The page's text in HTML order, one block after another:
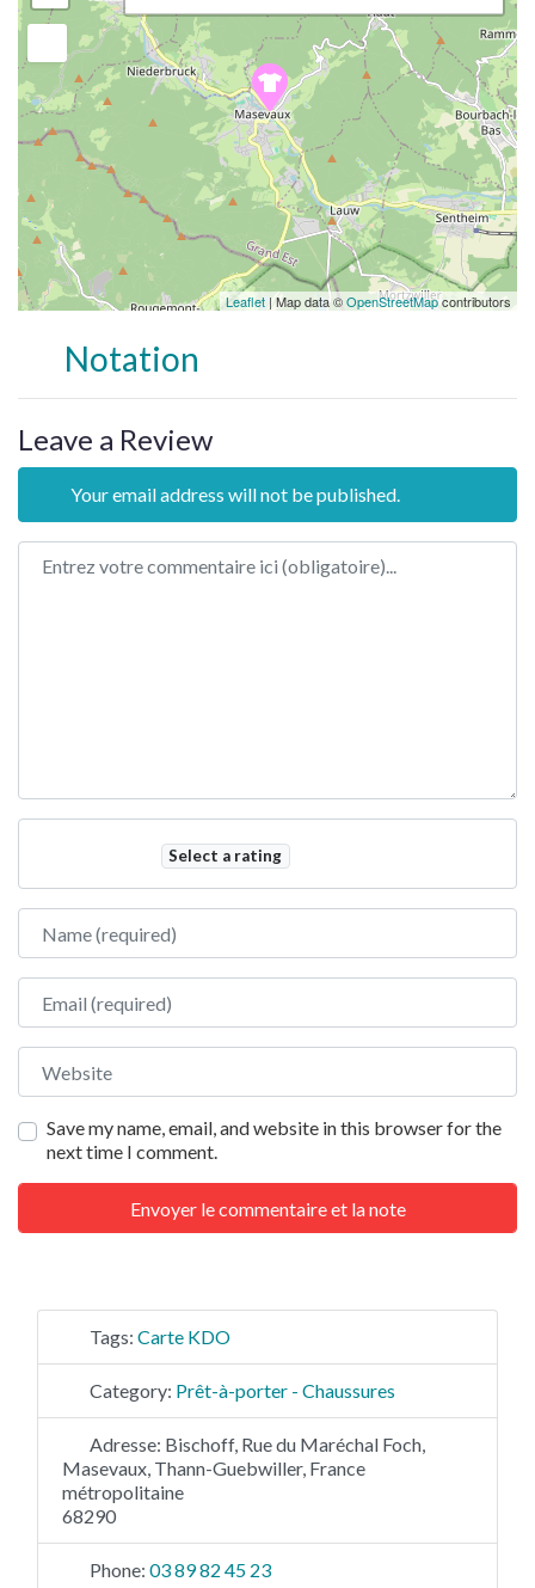
Leaflet | Map data ©OpenStreetMapcontributors
Notation
Leave a Review
Your email address will not be published.
Review text
Select a rating
Name
Email
Website
Save my name, email, and website in this browser for the
next time I comment.
Tags: Carte KDO
Category: Prêt-à-porter - Chaussures
Adresse: Bischoff, Rue du Maréchal Foch,
Masevaux, Thann-Guebwiller, France
métropolitaine
68290
Phone: 03 89 82 45 23